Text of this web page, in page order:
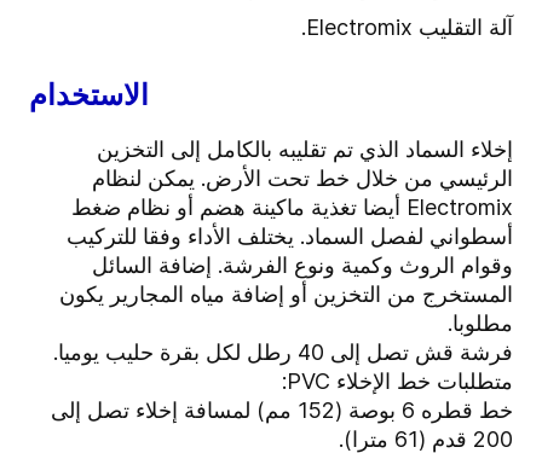
آلة التقليب Electromix.
الاستخدام
إخلاء السماد الذي تم تقليبه بالكامل إلى التخزين
الرئيسي من خلال خط تحت الأرض. يمكن لنظام
Electromix أيضا تغذية ماكينة هضم أو نظام ضغط
أسطواني لفصل السماد. يختلف الأداء وفقا للتركيب
وقوام الروث وكمية ونوع الفرشة. إضافة السائل
المستخرج من التخزين أو إضافة مياه المجارير يكون
مطلوبا.
فرشة قش تصل إلى 40 رطل لكل بقرة حليب يوميا.
متطلبات خط الإخلاء PVC:
خط قطره 6 بوصة (152 مم) لمسافة إخلاء تصل إلى
200 قدم (61 مترا).